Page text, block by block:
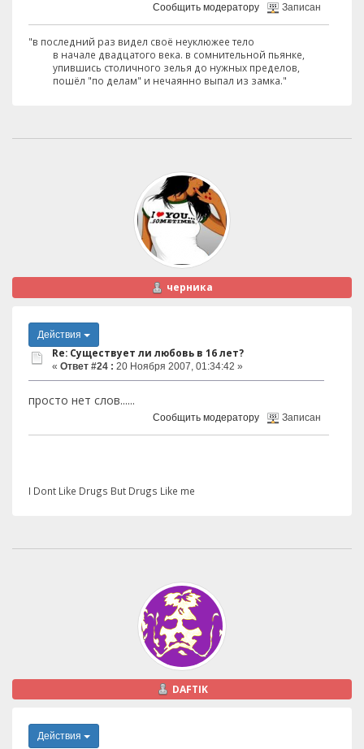
Сообщить модератору Записан
"в последний раз видел своё неуклюжее тело
в начале двадцатого века. в сомнительной пьянке,
упившись столичного зелья до нужных пределов,
пошёл "по делам" и нечаянно выпал из замка."
черника
Действия
Re: Существует ли любовь в 16 лет?
« Ответ #24 : 20 Ноября 2007, 01:34:42 »
просто нет слов......
Сообщить модератору Записан
I Dont Like Drugs But Drugs Like me
DAFTIK
Действия